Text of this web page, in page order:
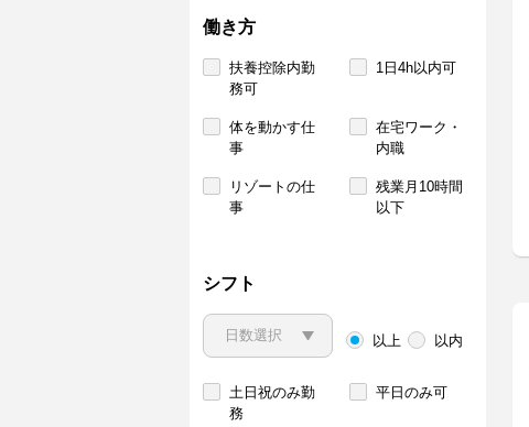
働き方
扶養控除内勤
務可
1日4h以内可
体を動かす仕
事
在宅ワーク・
内職
リゾートの仕
事
残業月10時間
以下
シフト
以上 以内
土日祝のみ勤
務
平日のみ可